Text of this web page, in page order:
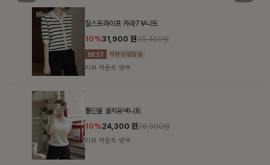
칠스트라이프 카라7부니트
10% 31,900원35,400원
리뷰 카운트 영역
폴딘울 골지유넥니트
10%24,300원26,900원
리뷰 카운트 영역